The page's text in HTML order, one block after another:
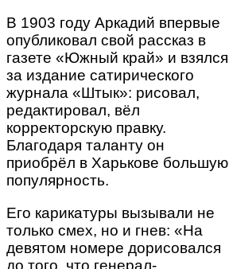
В 1903 году Аркадий впервые
опубликовал свой рассказ в
газете «Южный край» и взялся
за издание сатирического
журнала «Штык»: рисовал,
редактировал, вёл
корректорскую правку.
Благодаря таланту он
приобрёл в Харькове большую
популярность.
Его карикатуры вызывали не
только смех, но и гнев: «На
девятом номере дорисовался